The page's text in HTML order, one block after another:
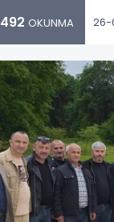
492 OKUNMA 26-